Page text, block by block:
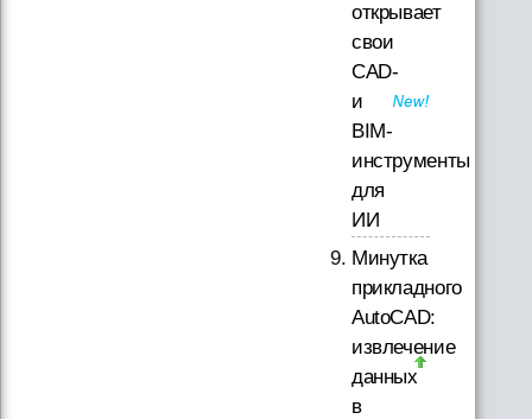
открывает
свои
CAD-
и
BIM-
инструменты
для
ИИ
Минутка
прикладного
AutoCAD:
извлечение
данных
в